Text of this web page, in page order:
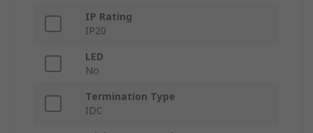
IP Rating
IP20
LED
No
Termination Type
IDC